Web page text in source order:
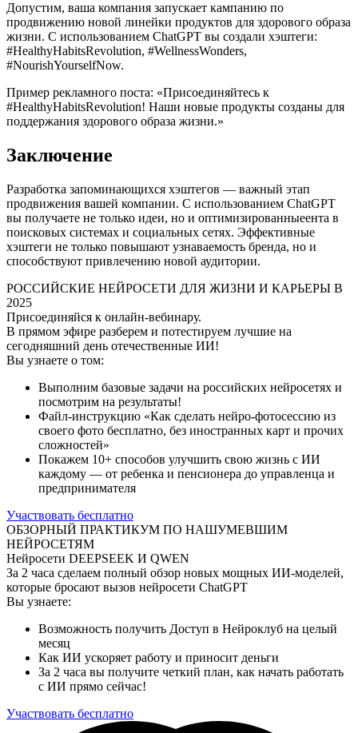
Допустим, ваша компания запускает кампанию по
продвижению новой линейки продуктов для здорового образа
жизни. С использованием ChatGPT вы создали хэштеги:
#HealthyHabitsRevolution, #WellnessWonders,
#NourishYourselfNow.
Пример рекламного поста: «Присоединяйтесь к
#HealthyHabitsRevolution! Наши новые продукты созданы для
поддержания здорового образа жизни.»
Заключение
Разработка запоминающихся хэштегов — важный этап
продвижения вашей компании. С использованием ChatGPT
вы получаете не только идеи, но и оптимизированныеента в
поисковых системах и социальных сетях. Эффективные
хэштеги не только повышают узнаваемость бренда, но и
способствуют привлечению новой аудитории.
РОССИЙСКИЕ НЕЙРОСЕТИ ДЛЯ ЖИЗНИ И КАРЬЕРЫ В
2025
Присоединяйся к онлайн-вебинару.
В прямом эфире разберем и потестируем лучшие на
сегодняшний день отечественные ИИ!
Вы узнаете о том:
Выполним базовые задачи на российских нейросетях и
посмотрим на результаты!
Файл-инструкцию «Как сделать нейро-фотосессию из
своего фото бесплатно, без иностранных карт и прочих
сложностей»
Покажем 10+ способов улучшить свою жизнь с ИИ
каждому — от ребенка и пенсионера до управленца и
предпринимателя
Участвовать бесплатно
ОБЗОРНЫЙ ПРАКТИКУМ ПО НАШУМЕВШИМ
НЕЙРОСЕТЯМ
Нейросети DEEPSEEK И QWEN
За 2 часа сделаем полный обзор новых мощных ИИ-моделей,
которые бросают вызов нейросети ChatGPT
Вы узнаете:
Возможность получить Доступ в Нейроклуб на целый
месяц
Как ИИ ускоряет работу и приносит деньги
За 2 часа вы получите четкий план, как начать работать
с ИИ прямо сейчас!
Участвовать бесплатно